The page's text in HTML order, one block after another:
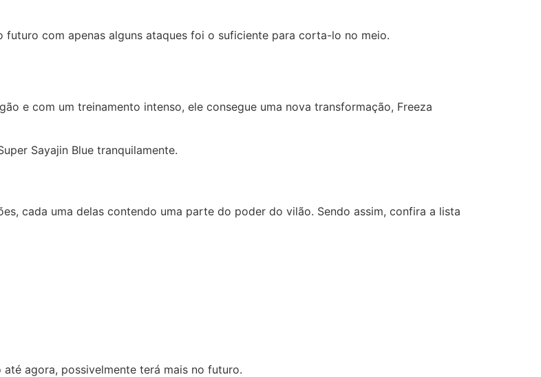
com apenas alguns ataques foi o suficiente para corta-lo no meio.
e com um treinamento intenso, ele consegue uma nova transformação, Freeza
Sayajin Blue tranquilamente.
cada uma delas contendo uma parte do poder do vilão. Sendo assim, confira a lista
agora, possivelmente terá mais no futuro.